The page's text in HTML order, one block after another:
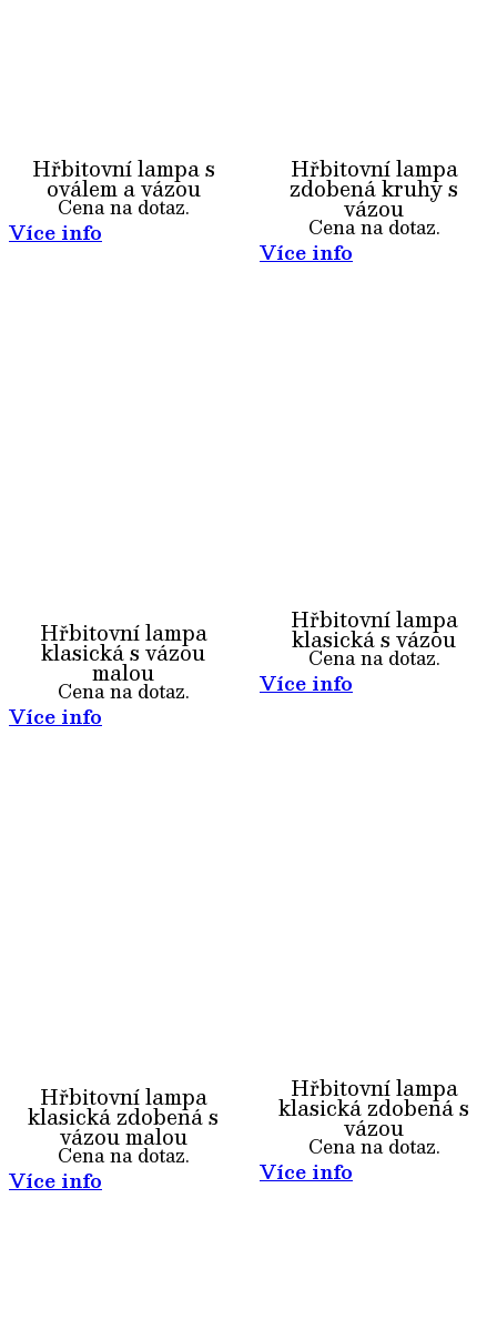
Hřbitovní lampa s
oválem a vázou
Cena na dotaz.
Více info
Hřbitovní lampa
zdobená kruhy s
vázou
Cena na dotaz.
Více info
Hřbitovní lampa
klasická s vázou
malou
Cena na dotaz.
Více info
Hřbitovní lampa
klasická s vázou
Cena na dotaz.
Více info
Hřbitovní lampa
klasická zdobená s
vázou malou
Cena na dotaz.
Více info
Hřbitovní lampa
klasická zdobená s
vázou
Cena na dotaz.
Více info